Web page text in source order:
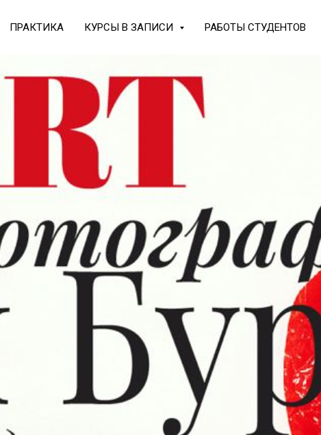
ПРАКТИКА КУРСЫ В ЗАПИСИ РАБОТЫ СТУДЕНТОВ